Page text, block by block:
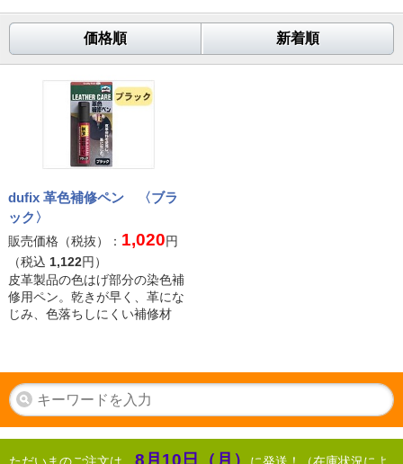
価格順 新着順
dufix 革色補修ペン 〈ブラ
ック〉
販売価格（税抜）： 1,020円
（税込 1,122円）
皮革製品の色はげ部分の染色補
修用ペン。乾きが早く、革にな
じみ、色落ちしにくい補修材
8月10日（月）